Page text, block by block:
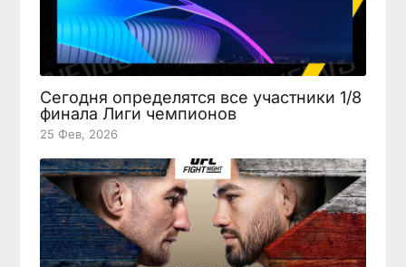
Сегодня определятся все участники 1/8
финала Лиги чемпионов
25 Фев, 2026